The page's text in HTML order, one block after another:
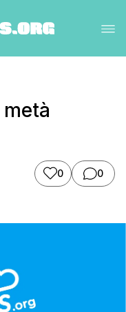
0 0